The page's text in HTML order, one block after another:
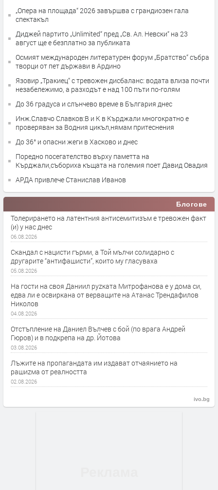
„Опера на площада“ 2026 завършва с грандиозен гала
спектакъл
Диджей партито „Unlimited“ пред „Св. Ал. Невски“ на 23
август ще е безплатно за публиката
Осмият международен литературен форум „Братство“ събра
творци от пет държави в Ардино
Язовир „Тракиец“ с тревожен дисбаланс: водата влиза почти
незабележимо, а разходът е над 100 пъти по-голям
До 36 градуса и слънчево време в България днес
Инж.Славчо Славков:В и К в Кърджали многократно е
проверяван за Водния цикъл,нямам притеснения
До 36° и опасни жеги в Хасково и днес
Поредно посегателство върху паметта на
Кърджали,събориха къщата на големия поет Давид Овадия
АРДА привлече Станислав Иванов
Блогове
Толерирането на латентния антисемитизъм е тревожен факт
(и) у нас днес
06.08.2026
Скандал с нацисти гърми, а Той мълчи солидарно с
другарите “антифашисти”, които му гласуваха
05.08.2026
На гости на своя Даниил руzката Митрофанова е у дома си,
едва ли е освиркана от верващите на Атанас Трендафилов
Николов
04.08.2026
Отстъпление на Даниел Вълчев с бой (по врага Андрей
Гюров) и в подкрепа на др. Йотова
03.08.2026
Лъжите на пропагандата им издават отчаянието на
рашиzма от реалността
02.08.2026
ivo.bg